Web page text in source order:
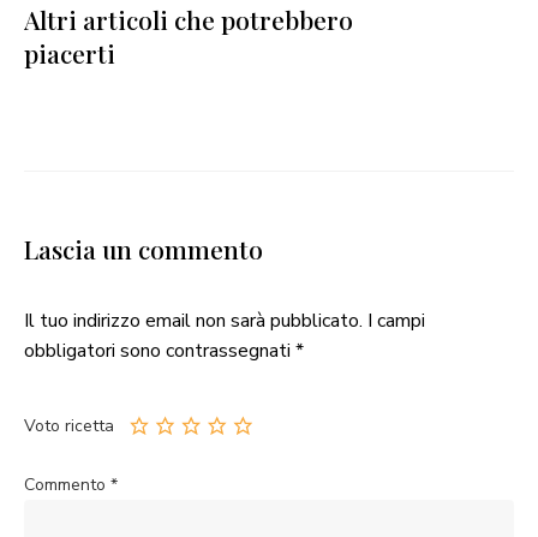
Altri articoli che potrebbero
piacerti
Lascia un commento
Il tuo indirizzo email non sarà pubblicato. I campi
obbligatori sono contrassegnati *
Voto ricetta
Commento *